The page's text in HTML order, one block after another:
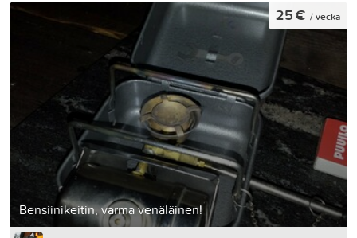
Bensiinikeitin, varma venäläinen!
25 € / vecka